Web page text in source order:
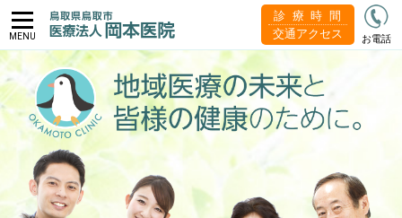
MENU
診療時間
交通アクセス
お電話